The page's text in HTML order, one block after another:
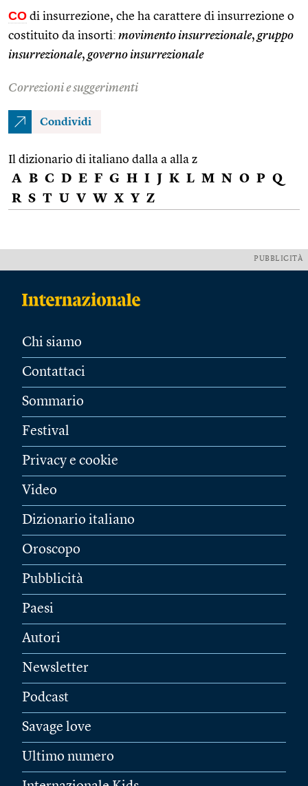
CO di insurrezione, che ha carattere di insurrezione o
costituito da insorti: movimento insurrezionale, gruppo
insurrezionale, governo insurrezionale
Correzioni e suggerimenti
Condividi
Il dizionario di italiano dalla a alla z
A B C D E F G H I J K L M N O P Q
R S T U V W X Y Z
PUBBLICITÀ
Chi siamo
Contattaci
Sommario
Festival
Privacy e cookie
Video
Dizionario italiano
Oroscopo
Pubblicità
Paesi
Autori
Newsletter
Podcast
Savage love
Ultimo numero